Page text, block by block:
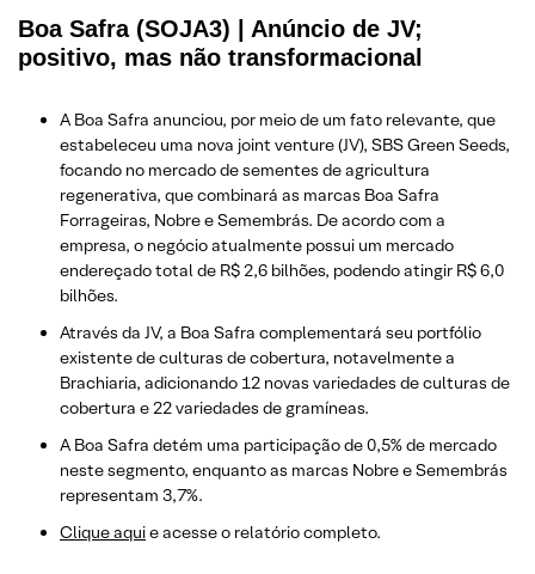
Boa Safra (SOJA3) | Anúncio de JV;
positivo, mas não transformacional
A Boa Safra anunciou, por meio de um fato relevante, que
estabeleceu uma nova joint venture (JV), SBS Green Seeds,
focando no mercado de sementes de agricultura
regenerativa, que combinará as marcas Boa Safra
Forrageiras, Nobre e Semembrás. De acordo com a
empresa, o negócio atualmente possui um mercado
endereçado total de R$ 2,6 bilhões, podendo atingir R$ 6,0
bilhões.
Através da JV, a Boa Safra complementará seu portfólio
existente de culturas de cobertura, notavelmente a
Brachiaria, adicionando 12 novas variedades de culturas de
cobertura e 22 variedades de gramíneas.
A Boa Safra detém uma participação de 0,5% de mercado
neste segmento, enquanto as marcas Nobre e Semembrás
representam 3,7%.
Clique aquie acesse o relatório completo.